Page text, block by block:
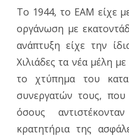
Το 1944, το ΕΑΜ είχε
οργάνωση με
ανάπτυξη είχε την
Χιλιάδες τα νέα μέλη
το χτύπημα του
συνεργατών τους, που
όσους
κρατητήρια της